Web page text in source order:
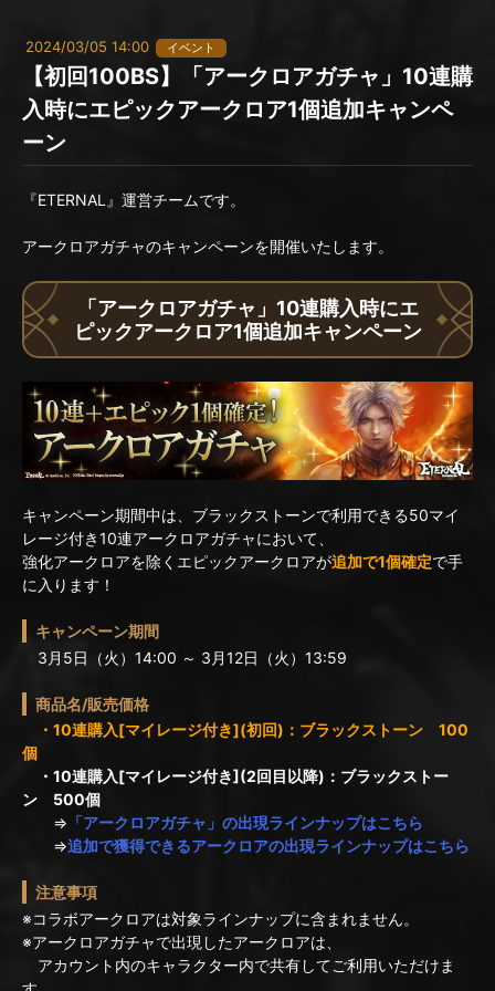
2024/03/05 14:00 イベント
【初回100BS】「アークロアガチャ」10連購
入時にエピックアークロア1個追加キャンペ
ーン
『ETERNAL』運営チームです。
アークロアガチャのキャンペーンを開催いたします。
「アークロアガチャ」10連購入時にエ
ピックアークロア1個追加キャンペーン
キャンペーン期間中は、ブラックストーンで利用できる50マイ
レージ付き10連アークロアガチャにおいて、
強化アークロアを除くエピックアークロアが追加で1個確定で手
に入ります！
キャンペーン期間
3月5日（火）14:00 ～ 3月12日（火）13:59
商品名/販売価格
・10連購入[マイレージ付き](初回)：ブラックストーン 100
個
・10連購入[マイレージ付き](2回目以降)：ブラックストー
ン 500個
⇒ 「アークロアガチャ」の出現ラインナップはこちら
⇒追加で獲得できるアークロアの出現ラインナップはこちら
注意事項
※コラボアークロアは対象ラインナップに含まれません。
※アークロアガチャで出現したアークロアは、
アカウント内のキャラクター内で共有してご利用いただけま